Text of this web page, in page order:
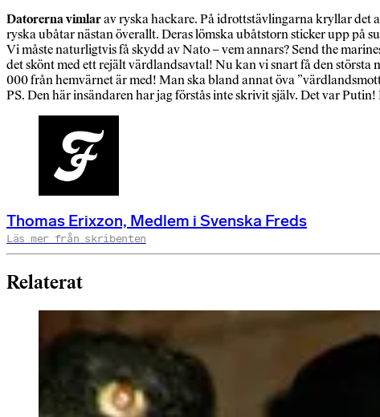
Datorerna vimlarav ryska hackare. På idrottstävlingarna kryllar det
ryska ubåtar nästan överallt. Deras lömska ubåtstorn sticker upp på
Vi måste naturligtvis få skydd av Nato – vem annars? Send the
det skönt med ett rejält värdlandsavtal! Nu kan vi snart få den största
000 från hemvärnet är med! Man ska bland annat öva
PS. Den här insändaren har jag förstås inte skrivit själv. Det var
Thomas Erixzon, Medlem i Svenska Freds
Läs mer från skribenten
Relaterat